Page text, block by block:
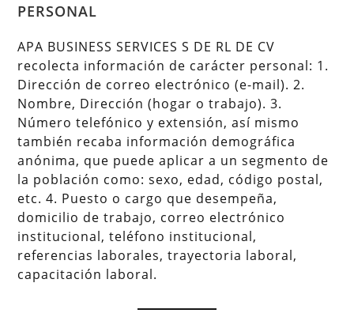
PERSONAL
APA BUSINESS SERVICES S DE RL DE CV
recolecta información de carácter personal: 1.
Dirección de correo electrónico (e-mail). 2.
Nombre, Dirección (hogar o trabajo). 3.
Número telefónico y extensión, así mismo
también recaba información demográfica
anónima, que puede aplicar a un segmento de
la población como: sexo, edad, código postal,
etc. 4. Puesto o cargo que desempeña,
domicilio de trabajo, correo electrónico
institucional, teléfono institucional,
referencias laborales, trayectoria laboral,
capacitación laboral.